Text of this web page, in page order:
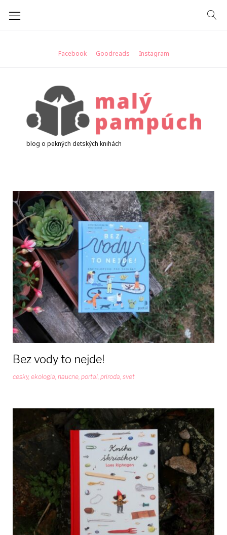
Facebook Goodreads Instagram
blog o pekných detských knihách
Kategória:
od
5
rokov
Bez vody to nejde!
cesky, ekologia naucne portal priroda svet